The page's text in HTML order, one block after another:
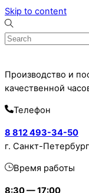
Skip to content
Производство и
качественной
Телефон
8 812 493-34-50
г. Санкт-Петербург
Время работы
8:30 — 17:00